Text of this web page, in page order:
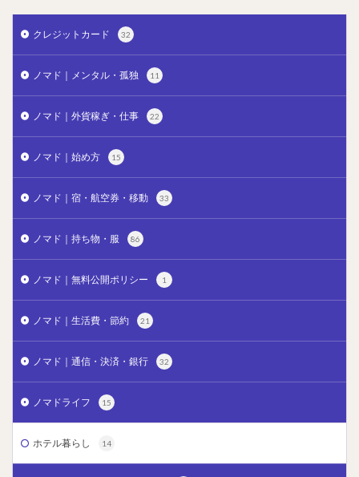
クレジットカード 32
ノマド｜メンタル・孤独 11
ノマド｜外貨稼ぎ・仕事 22
ノマド｜始め方 15
ノマド｜宿・航空券・移動 33
ノマド｜持ち物・服 86
ノマド｜無料公開ポリシー 1
ノマド｜生活費・節約 21
ノマド｜通信・決済・銀行 32
ノマドライフ 15
ホテル暮らし 14